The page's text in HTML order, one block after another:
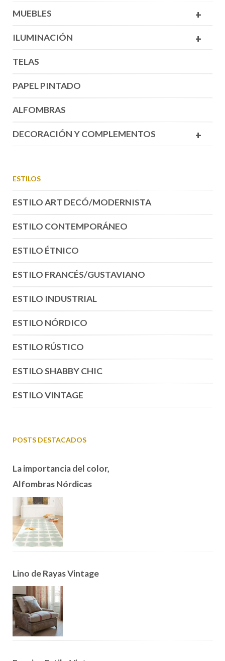
+
MUEBLES
+
ILUMINACIÓN
TELAS
PAPEL PINTADO
ALFOMBRAS
+
DECORACIÓN Y COMPLEMENTOS
ESTILOS
ESTILO ART DECÓ/MODERNISTA
ESTILO CONTEMPORÁNEO
ESTILO ÉTNICO
ESTILO FRANCÉS/GUSTAVIANO
ESTILO INDUSTRIAL
ESTILO NÓRDICO
ESTILO RÚSTICO
ESTILO SHABBY CHIC
ESTILO VINTAGE
POSTS DESTACADOS
La importancia del color,
Alfombras Nórdicas
Lino de Rayas Vintage